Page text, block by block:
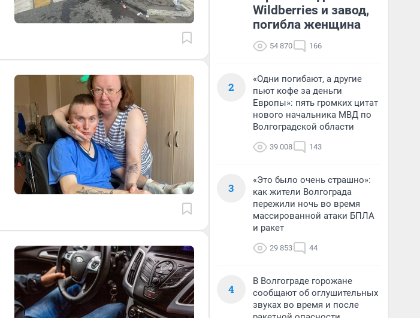
Wildberries и завод,
погибла женщина
54 870 166
2
«Одни погибают, а другие
пьют кофе за деньги
Европы»: пять громких цитат
нового начальника МВД по
Волгоградской области
39 008 143
3
«Это было очень страшно»:
как жители Волгограда
пережили ночь во время
массированной атаки БПЛА
и ракет
29 853 44
4
В Волгограде горожане
сообщают об оглушительных
звуках во время и после